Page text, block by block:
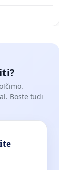
Boste tudi